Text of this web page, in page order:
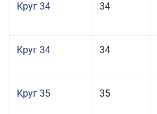
Круг 34 34
Круг 34 34
Круг 35 35